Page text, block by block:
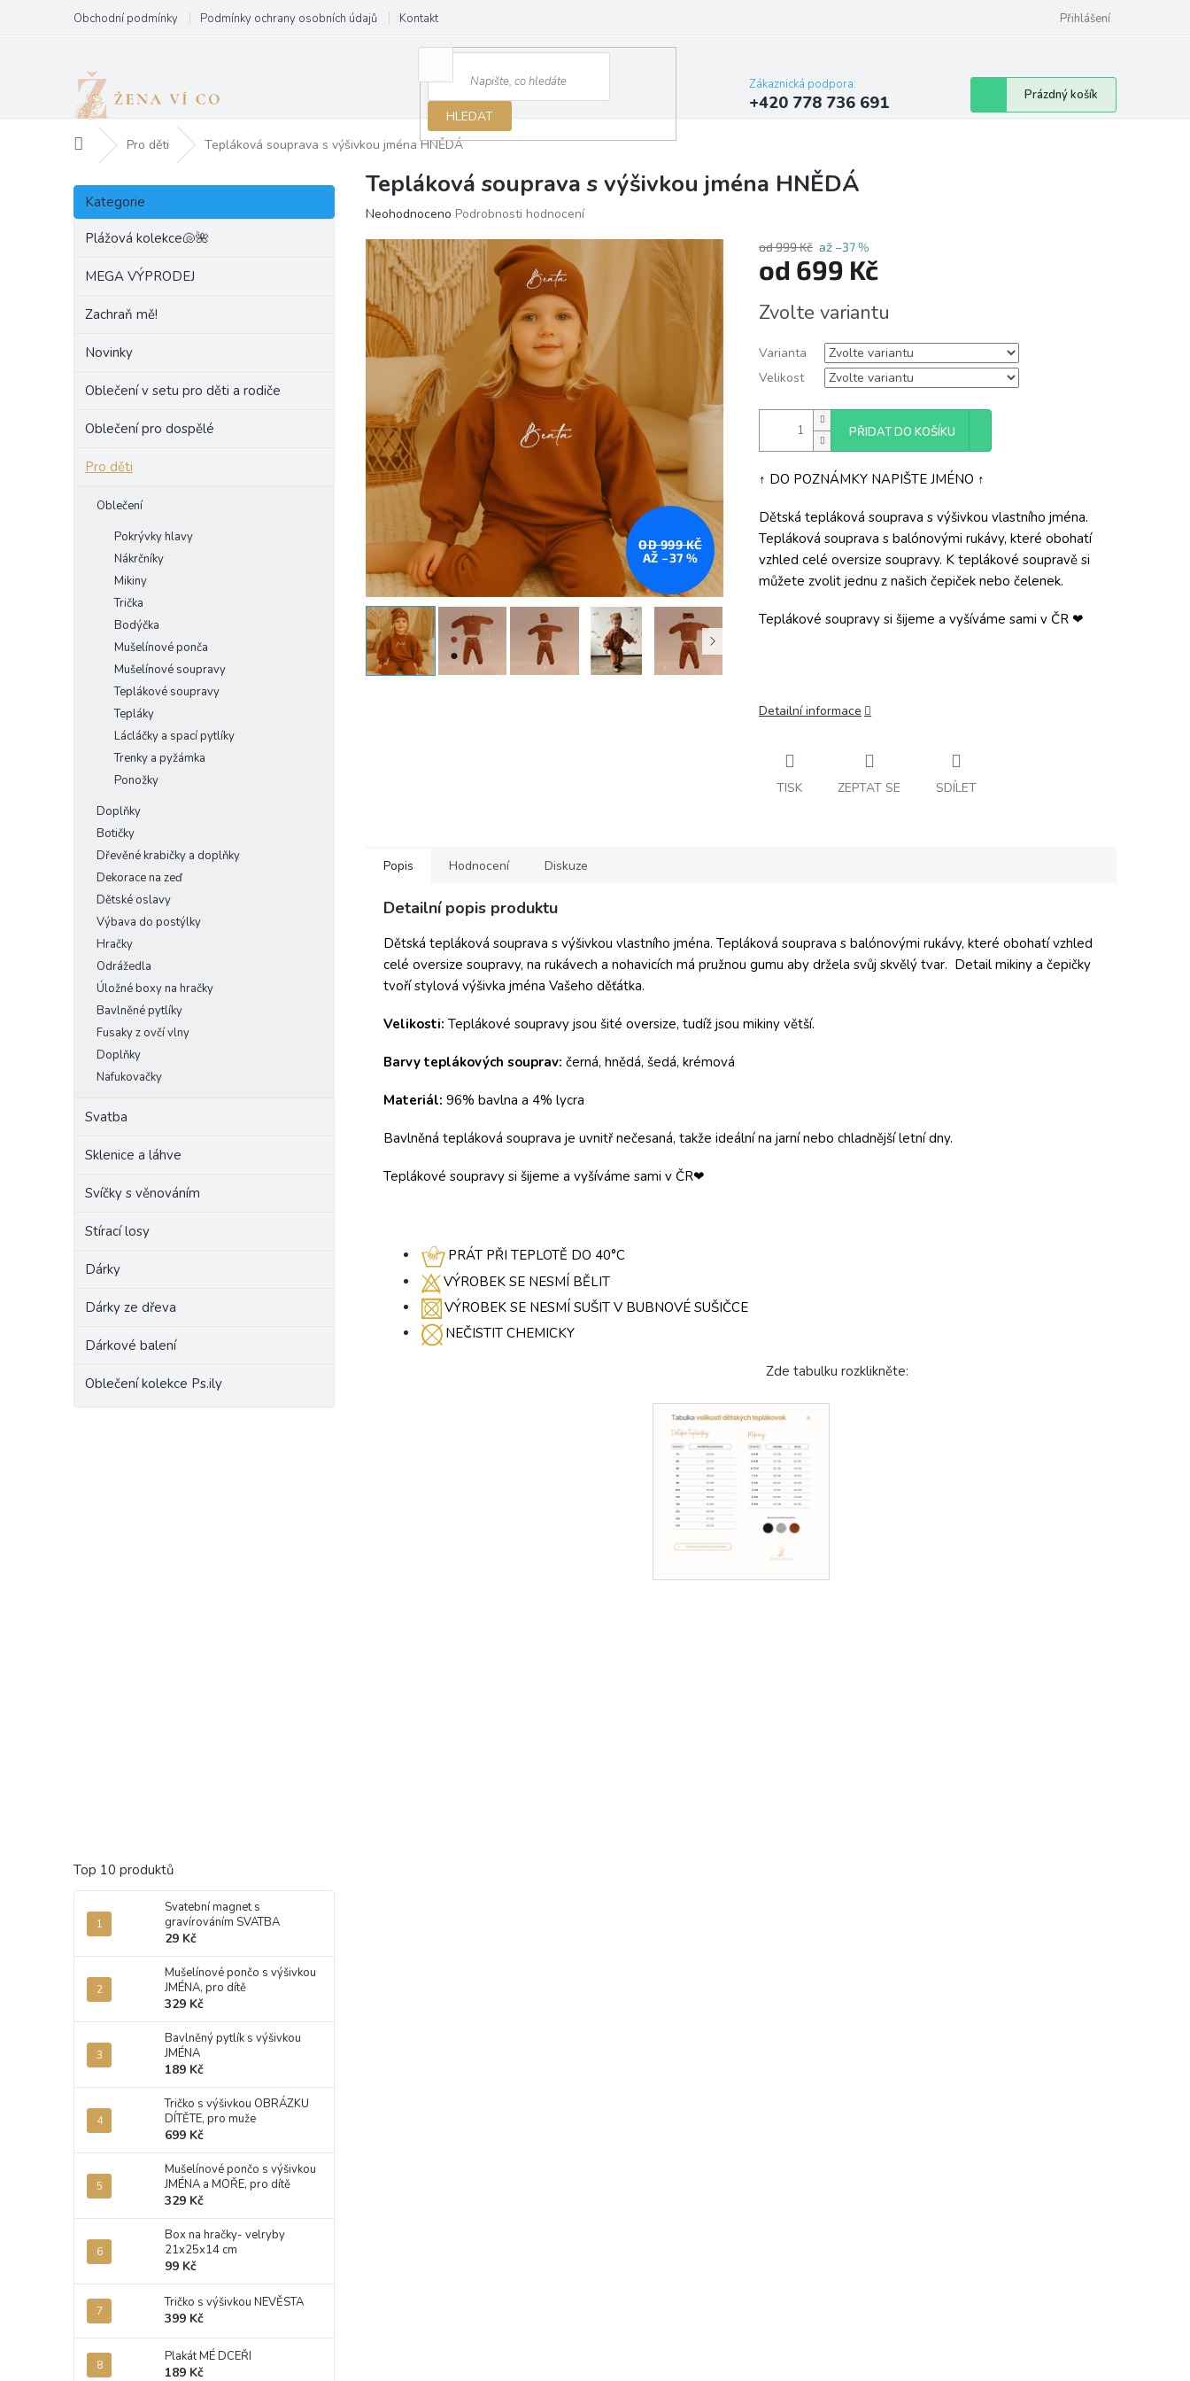
obsah
Obchodní podmínky Podmínky ochrany osobních údajů Kontakt Přihlášení
HLEDAT
Zákaznická podpora:
+420 778 736 691
Nákupní
košík
Prázdný košík
Domů Pro děti Tepláková souprava s výšivkou jména HNĚDÁ
P
s
Přeskočit
kategorie
Kategorie
Plážová kolekce🐚🌺
MEGA VÝPRODEJ
Zachraň mě!
Novinky
Oblečení v setu pro děti a rodiče
Oblečení pro dospělé
Pro děti
Oblečení
Pokrývky hlavy
Nákrčníky
Mikiny
Trička
Bodýčka
Mušelínové ponča
Mušelínové soupravy
Teplákové soupravy
Tepláky
Lácláčky a spací pytlíky
Trenky a pyžámka
Ponožky
Doplňky
Botičky
Dřevěné krabičky a doplňky
Dekorace na zeď
Dětské oslavy
Výbava do postýlky
Hračky
Odrážedla
Úložné boxy na hračky
Bavlněné pytlíky
Fusaky z ovčí vlny
Doplňky
Nafukovačky
Svatba
Sklenice a láhve
Svíčky s věnováním
Stírací losy
Dárky
Dárky ze dřeva
Dárkové balení
Oblečení kolekce Ps.ily
Top 10 produktů
Svatební magnet s
gravírováním SVATBA
29 Kč
Mušelínové pončo s výšivkou
JMÉNA, pro dítě
329 Kč
Bavlněný pytlík s výšivkou
JMÉNA
189 Kč
Tričko s výšivkou OBRÁZKU
DÍTĚTE, pro muže
699 Kč
Mušelínové pončo s výšivkou
JMÉNA a MOŘE, pro dítě
329 Kč
Box na hračky- velryby
21x25x14 cm
99 Kč
Tričko s výšivkou NEVĚSTA
399 Kč
Plakát MÉ DCEŘI
189 Kč
Tepláková souprava s výšivkou jména HNĚDÁ
Průměrné
produktu
je
0,0
z
5
hvězdiček.
Neohodnoceno Podrobnosti hodnocení
OD 999 KČ
AŽ –37 %
od 999 Kč až –37 %
od 699 Kč
cena:
Zvolte variantu
Varianta
Velikost
PŘIDAT DO KOŠÍKU
↑ DO POZNÁMKY NAPIŠTE JMÉNO ↑
Dětská tepláková souprava s výšivkou vlastního jména.
Tepláková souprava s balónovými rukávy, které obohatí
vzhled celé oversize soupravy. K teplákové soupravě si
můžete zvolit jednu z našich čepiček nebo čelenek.
Teplákové soupravy si šijeme a vyšíváme sami v ČR ❤
Detailní informace
TISK ZEPTAT SE SDÍLET
Popis Hodnocení Diskuze
Detailní popis produktu
Dětská tepláková souprava s výšivkou vlastního jména. Tepláková souprava s balónovými rukávy, které obohatí vzhled
celé oversize soupravy, na rukávech a nohavicích má pružnou gumu aby držela svůj skvělý tvar. Detail mikiny a čepičky
tvoří stylová výšivka jména Vašeho děťátka.
Velikosti: Teplákové soupravy jsou šité oversize, tudíž jsou mikiny větší.
Barvy teplákových souprav: černá, hnědá, šedá, krémová
Materiál: 96% bavlna a 4% lycra
Bavlněná tepláková souprava je uvnitř nečesaná, takže ideální na jarní nebo chladnější letní dny.
Teplákové soupravy si šijeme a vyšíváme sami v ČR❤
PRÁT PŘI TEPLOTĚ DO 40°C
VÝROBEK SE NESMÍ BĚLIT
VÝROBEK SE NESMÍ SUŠIT V BUBNOVÉ SUŠIČCE
NEČISTIT CHEMICKY
Zde tabulku rozklikněte: